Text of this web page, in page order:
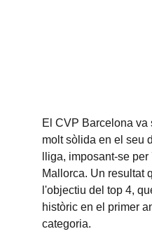
El CVP Barcelona
molt sòlida en el seu
lliga, imposant-se
Mallorca. Un resultat
l'objectiu del top 4,
històric en el primer
categoria.